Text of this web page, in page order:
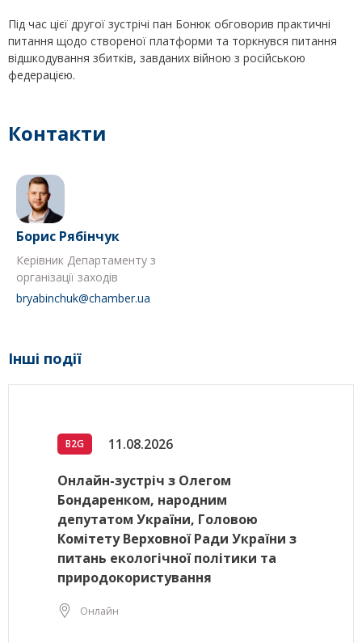
Під час цієї другої зустрічі пан Бонюк обговорив практичні
питання щодо створеної платформи та торкнувся питання
відшкодування збитків, завданих війною з російською
федерацією.
Контакти
Борис Рябінчук
Керівник Департаменту з
організації заходів
bryabinchuk@chamber.ua
Інші події
B2G 11.08.2026
Онлайн-зустріч з Олегом
Бондаренком, народним
депутатом України, Головою
Комітету Верховної Ради України з
питань екологічної політики та
природокористування
Онлайн